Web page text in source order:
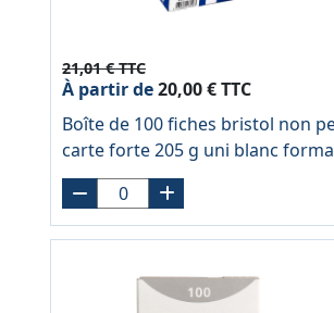
21,01 € TTC
À partir de20,00 € TTC
Boîte de 100 fiches bristol non
carte forte 205 g uni blanc
cm